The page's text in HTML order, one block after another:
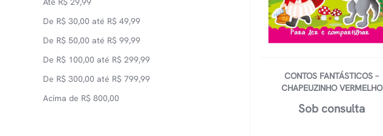
De R$ 30,00 até R$ 49,99
De R$ 50,00 até R$ 99,99
De R$ 100,00 até R$ 299,99
De R$ 300,00 até R$ 799,99
Acima de R$ 800,00
CONTOS FANTÁSTICOS –
CHAPEUZINHO VERMELHO
Sob consulta